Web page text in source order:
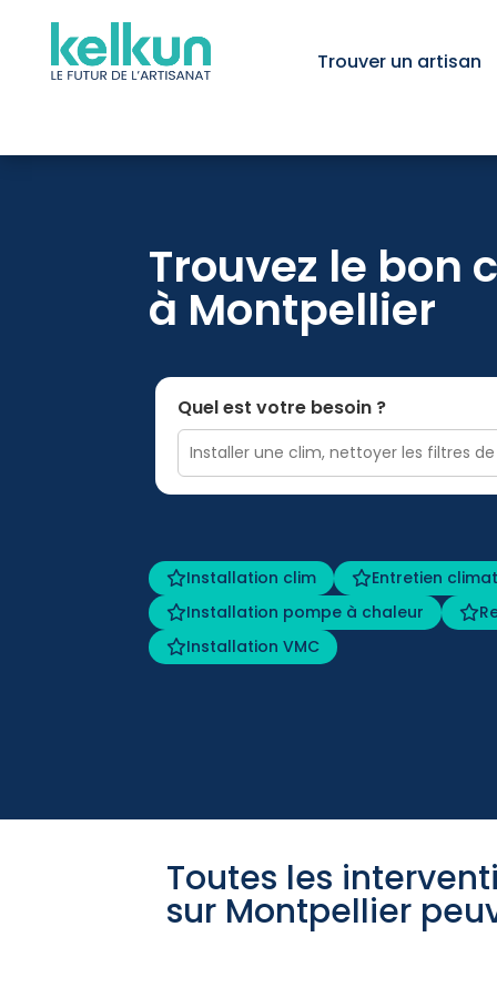
Trouver un artisan
Trouvez le bon
à Montpellier
Quel est votre besoin ?
Installation clim
Entretien
Installation pompe à chaleur
Installation VMC
Toutes les
sur Montpellier